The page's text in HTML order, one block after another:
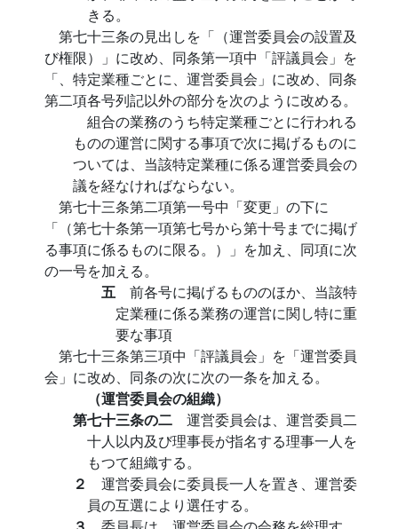
きる。
第七十三条の見出しを「（運営委員会の設置及
び権限）」に改め、同条第一項中「評議員会」を
「、特定業種ごとに、運営委員会」に改め、同条
第二項各号列記以外の部分を次のように改める。
組合の業務のうち特定業種ごとに行われる
ものの運営に関する事項で次に掲げるものに
ついては、当該特定業種に係る運営委員会の
議を経なければならない。
第七十三条第二項第一号中「変更」の下に
「（第七十条第一項第七号から第十号までに掲げ
る事項に係るものに限る。）」を加え、同項に次
の一号を加える。
五 前各号に掲げるもののほか、当該特
定業種に係る業務の運営に関し特に重
要な事項
第七十三条第三項中「評議員会」を「運営委員
会」に改め、同条の次に次の一条を加える。
（運営委員会の組織）
第七十三条の二 運営委員会は、運営委員二
十人以内及び理事長が指名する理事一人を
もつて組織する。
２ 運営委員会に委員長一人を置き、運営委
員の互選により選任する。